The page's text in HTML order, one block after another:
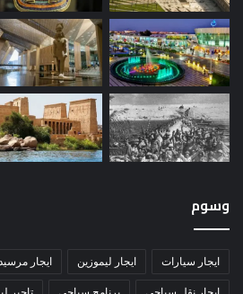
وسوم
ايجار سيارات ايجار ليموزين ايجار